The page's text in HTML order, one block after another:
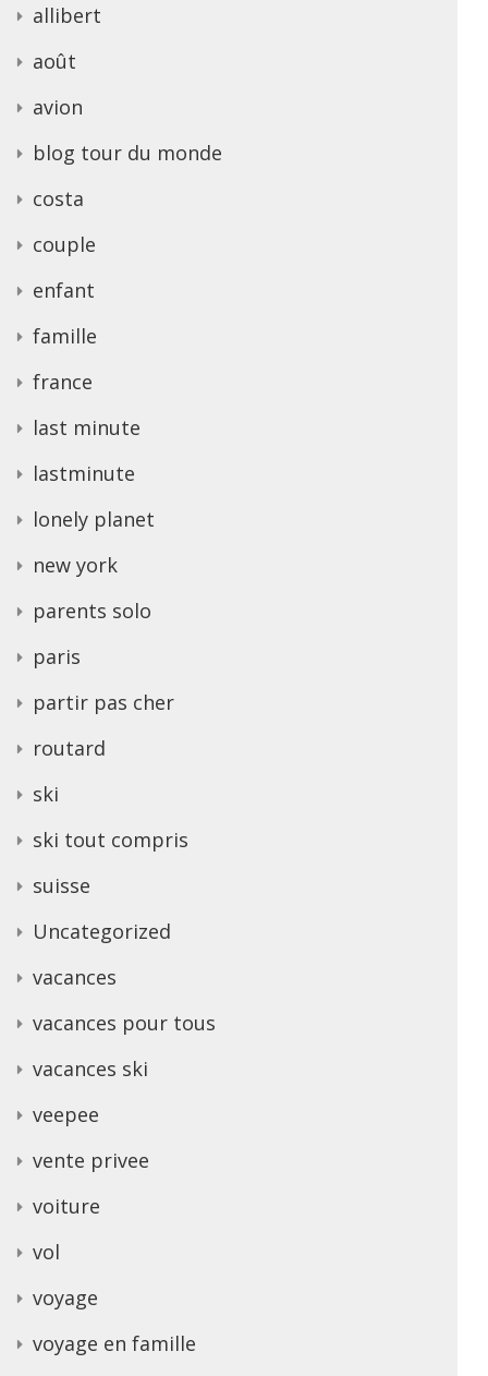
allibert
août
avion
blog tour du monde
costa
couple
enfant
famille
france
last minute
lastminute
lonely planet
new york
parents solo
paris
partir pas cher
routard
ski
ski tout compris
suisse
Uncategorized
vacances
vacances pour tous
vacances ski
veepee
vente privee
voiture
vol
voyage
voyage en famille